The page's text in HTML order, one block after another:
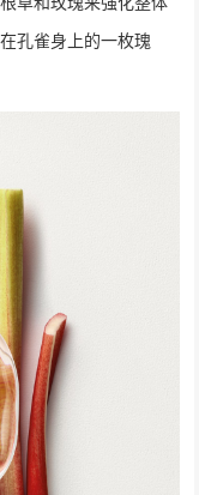
孔雀身上的一枚瑰